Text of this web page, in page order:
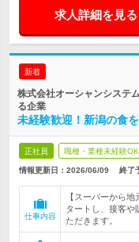
求人詳細を見る
新着
株式会社オーシャンシステ
る企業
未経験歓迎！新潟の食
正社員 職種・業種未経験OK
情報更新日：2026/06/09 終了
仕事内容
【スーパーから
タートし、接客や
ただきます。